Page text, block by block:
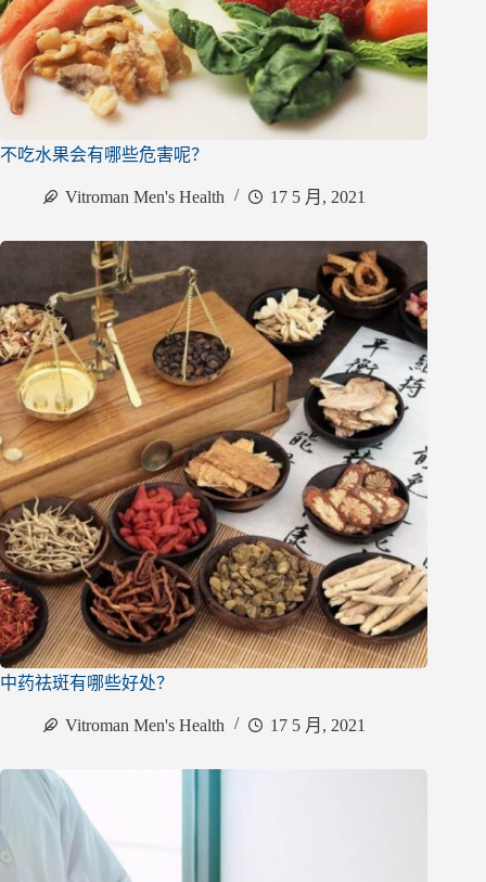
不吃水果会有哪些危害呢？
Vitroman Men's Health 17 5 月, 2021
中药祛斑有哪些好处？
Vitroman Men's Health 17 5 月, 2021